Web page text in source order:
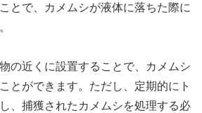
とで、カメムシが液体に落ちた際に
の近くに設置することで、カメムシ
とができます。ただし、定期的にト
、捕獲されたカメムシを処理する必